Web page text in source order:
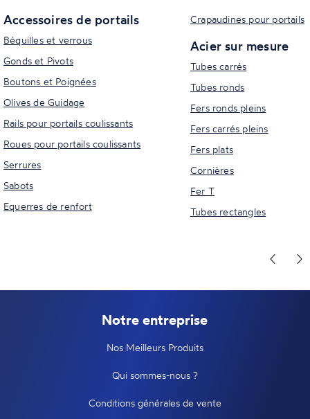
Accessoires de portails
Béquilles et verrous
Gonds et Pivots
Boutons et Poignées
Olives de Guidage
Rails pour portails coulissants
Roues pour portails coulissants
Serrures
Sabots
Equerres de renfort
Crapaudines pour portails
Acier sur mesure
Tubes carrés
Tubes ronds
Fers ronds pleins
Fers carrés pleins
Fers plats
Cornières
Fer T
Tubes rectangles
Notre entreprise
Nos Meilleurs Produits
Qui sommes-nous ?
Conditions générales de vente